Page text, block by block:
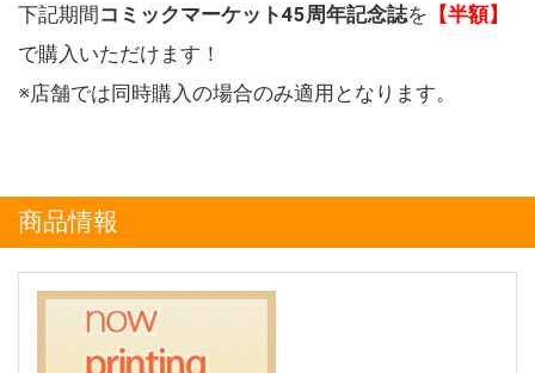
下記期間コミックマーケット45周年記念誌を 【半額】
で購入いただけます！
※店舗では同時購入の場合のみ適用となります。
商品情報